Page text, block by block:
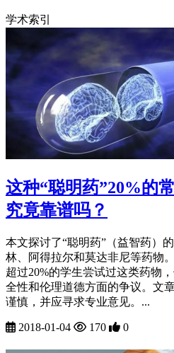
学术索引
这种“聪明药”20%的
究竟靠谱吗？
本文探讨了“聪明药”（益智药）
林、阿得拉尔和莫达非尼等药物
超过20%的学生尝试过这类药物
全性和伦理道德方面的争议。文
谨慎，并应寻求专业意见。...
2018-01-04 170 0